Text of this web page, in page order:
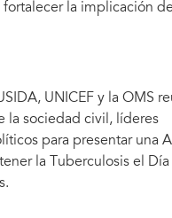
fortalecer la implicación
UNICEF y la OMS
la sociedad civil, líderes
para presentar una
la Tuberculosis el Día